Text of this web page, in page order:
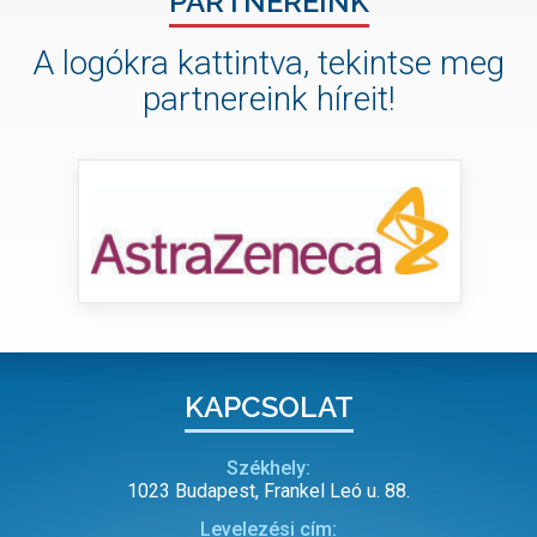
A logókra kattintva, tekintse meg
partnereink híreit!
KAPCSOLAT
Székhely:
1023 Budapest, Frankel Leó u. 88.
Levelezési cím: